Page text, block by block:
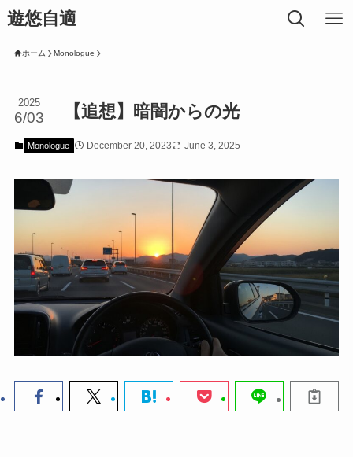
遊悠自適
ホーム Monologue
【追想】暗闇からの光
2025
6/03
Monologue December 20, 2023 June 3, 2025